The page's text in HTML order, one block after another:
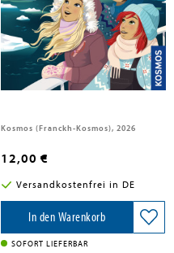
Vogel, Kirsten
Die drei !!!, 121, Abenteuer Arktis
Kosmos (Franckh-Kosmos), 2026
12,00 €
Versandkostenfrei in DE
In den Warenkorb
SOFORT LIEFERBAR